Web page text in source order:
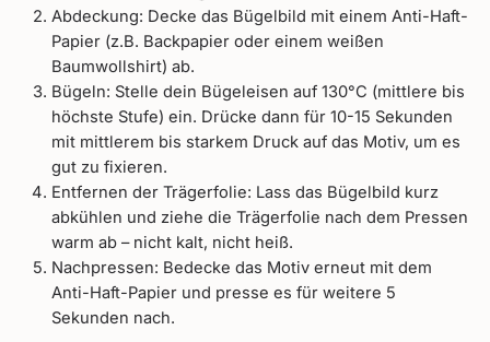
Abdeckung: Decke das Bügelbild mit einem Anti-Haft-
Papier (z.B. Backpapier oder einem weißen
Baumwollshirt) ab.
Bügeln: Stelle dein Bügeleisen auf 130°C (mittlere bis
höchste Stufe) ein. Drücke dann für 10-15 Sekunden
mit mittlerem bis starkem Druck auf das Motiv, um es
gut zu fixieren.
Entfernen der Trägerfolie: Lass das Bügelbild kurz
abkühlen und ziehe die Trägerfolie nach dem Pressen
warm ab – nicht kalt, nicht heiß.
Nachpressen: Bedecke das Motiv erneut mit dem
Anti-Haft-Papier und presse es für weitere 5
Sekunden nach.